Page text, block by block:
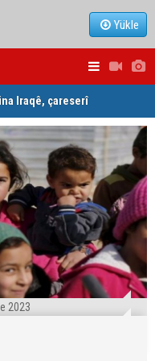
Yükle
Iraqê, çareserî
Dîcleyê
2023